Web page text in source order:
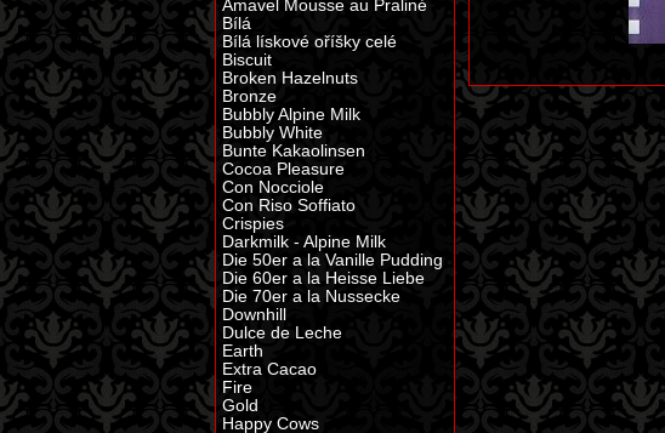
Amavel Mousse au Praliné
Bílá
Bílá lískové oříšky celé
Biscuit
Broken Hazelnuts
Bronze
Bubbly Alpine Milk
Bubbly White
Bunte Kakaolinsen
Cocoa Pleasure
Con Nocciole
Con Riso Soffiato
Crispies
Darkmilk - Alpine Milk
Die 50er a la Vanille Pudding
Die 60er a la Heisse Liebe
Die 70er a la Nussecke
Downhill
Dulce de Leche
Earth
Extra Cacao
Fire
Gold
Happy Cows